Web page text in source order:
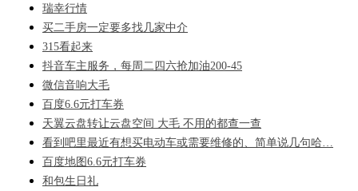
瑞幸行情
买二手房一定要多找几家中介
315看起来
抖音车主服务，每周二四六抢加油200-45
微信音响大毛
百度6.6元打车券
天翼云盘转让云盘空间 大毛 不用的都查一查
看到吧里最近有想买电动车或需要维修的、简单说几句哈…
百度地图6.6元打车券
和包生日礼